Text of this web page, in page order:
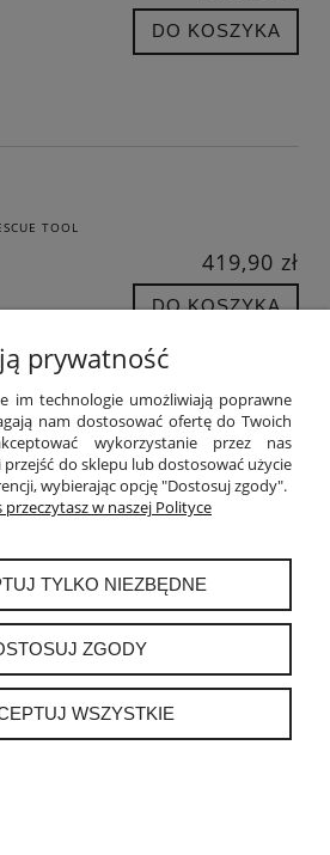
DO KOSZYKA
TOOL
419,90 zł
DO KOSZYKA
(0)
prywatność
im technologie umożliwiają poprawne
nam dostosować ofertę do Twoich
wykorzystanie przez nas
do sklepu lub dostosować użycie
wybierając opcję "Dostosuj zgody".
w naszej Polityce
TYLKO NIEZBĘDNE
ZGODY
WSZYSTKIE